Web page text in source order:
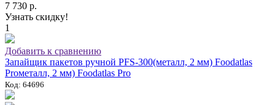
7 730 р.
Узнать скидку!
1
Добавить к сравнению
Запайщик пакетов ручной PFS-300(металл, 2 мм) Foodatlas
Proметалл, 2 мм) Foodatlas Pro
Код: 64696